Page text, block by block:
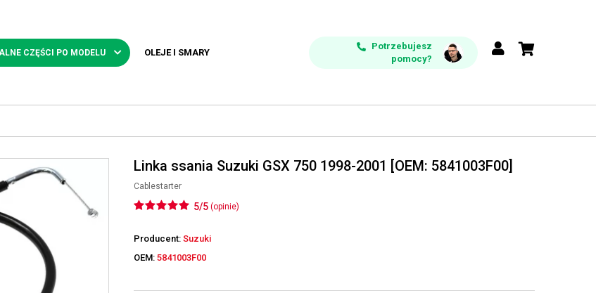
CZĘŚCI PO MODELU OLEJE I SMARY
Potrzebujesz
pomocy?
Linka ssania Suzuki GSX 750 1998-2001 [OEM: 5841003F00]
Cablestarter
5/5 (opinie)
Producent: Suzuki
OEM: 5841003F00